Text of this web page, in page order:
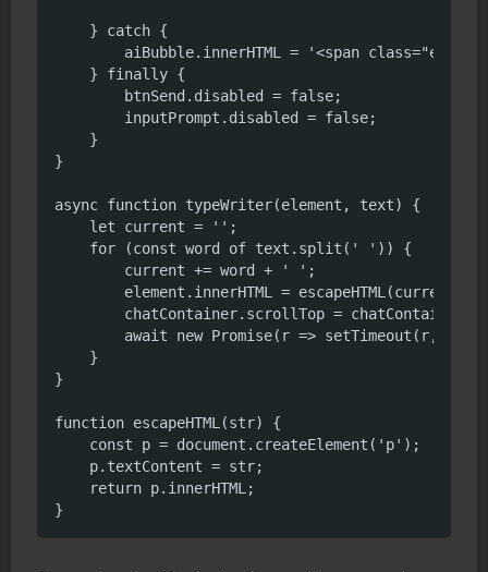
    } catch {
aiBubble.innerHTML = '<span
    } finally {
        btnSend.disabled = false;
        inputPrompt.disabled = false;
    }
}
async function typeWriter(element, text) {
    let current = '';
    for (const word of text.split(' ')) {
        current += word + ' ';
element.innerHTML =
chatContainer.scrollTop =
await new Promise(r => setTimeout(r,
    }
}
function escapeHTML(str) {
    const p = document.createElement('p');
    p.textContent = str;
    return p.innerHTML;
}